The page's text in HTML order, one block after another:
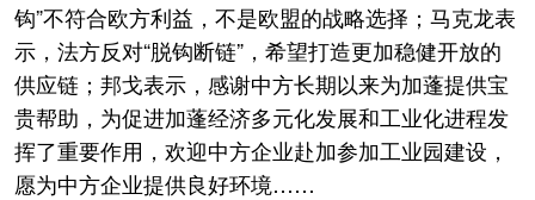
钩”不符合欧方利益，不是欧盟的战略选择；马克龙表
示，法方反对“脱钩断链”，希望打造更加稳健开放的
供应链；邦戈表示，感谢中方长期以来为加蓬提供宝
贵帮助，为促进加蓬经济多元化发展和工业化进程发
挥了重要作用，欢迎中方企业赴加参加工业园建设，
愿为中方企业提供良好环境……